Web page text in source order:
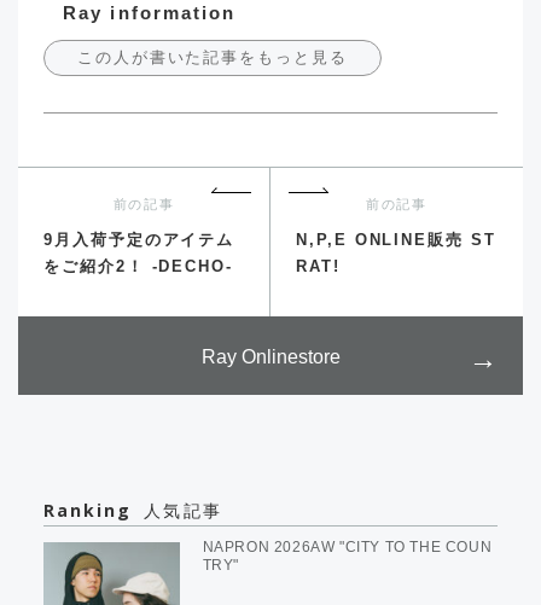
Ray information
この人が書いた記事をもっと見る
前の記事
9月入荷予定のアイテム
をご紹介2！ -DECHO-
前の記事
N,P,E ONLINE販売 ST
RAT!
Ray Onlinestore
Ranking 人気記事
NAPRON 2026AW "CITY TO THE COUN
TRY"